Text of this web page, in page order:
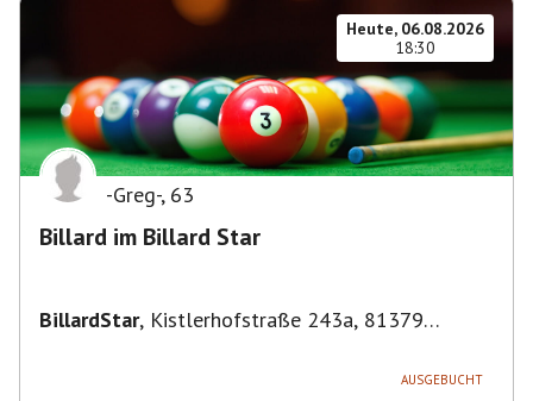
Heute, 06.08.2026
18:30
-Greg-, 63
Billard im Billard Star
BillardStar, Kistlerhofstraße 243a, 81379
AUSGEBUCHT